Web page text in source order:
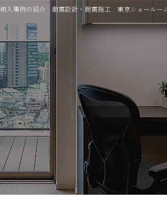
納入事例の紹介 耐震設計・耐震施工 東京ショールー